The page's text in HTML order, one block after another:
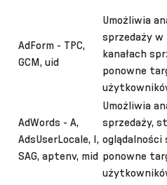
AdForm - TPC,
GCM, uid
Umożliwia
sprzedaży w
kanałach
ponowne
AdWords - A,
AdsUserLocale, I,
SAG, aptenv, mid
Umożliwia
sprzedaży,
oglądalności
ponowne